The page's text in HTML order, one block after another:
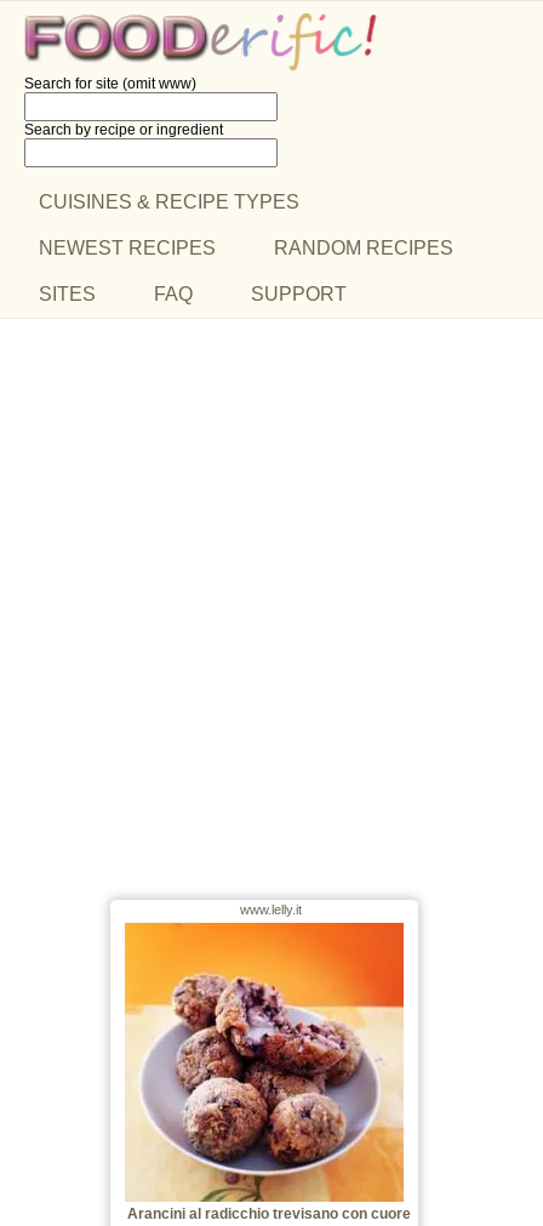
Search for site (omit www)
Search by recipe or ingredient
CUISINES & RECIPE TYPES
NEWEST RECIPES RANDOM RECIPES
SITES FAQ SUPPORT
www.lelly.it
Arancini al radicchio trevisano con cuore